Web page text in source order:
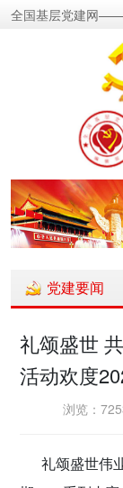
党建要闻
礼颂盛世
活动欢度
浏览：
礼颂盛世伟